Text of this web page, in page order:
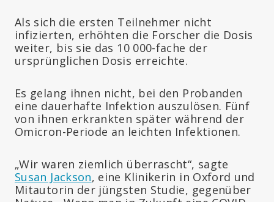
Als sich die ersten Teilnehmer nicht
infizierten, erhöhten die Forscher die Dosis
weiter, bis sie das 10 000-fache der
ursprünglichen Dosis erreichte.
Es gelang ihnen nicht, bei den Probanden
eine dauerhafte Infektion auszulösen. Fünf
von ihnen erkrankten später während der
Omicron-Periode an leichten Infektionen.
„Wir waren ziemlich überrascht“, sagte
Susan Jackson, eine Klinikerin in Oxford und
Mitautorin der jüngsten Studie, gegenüber